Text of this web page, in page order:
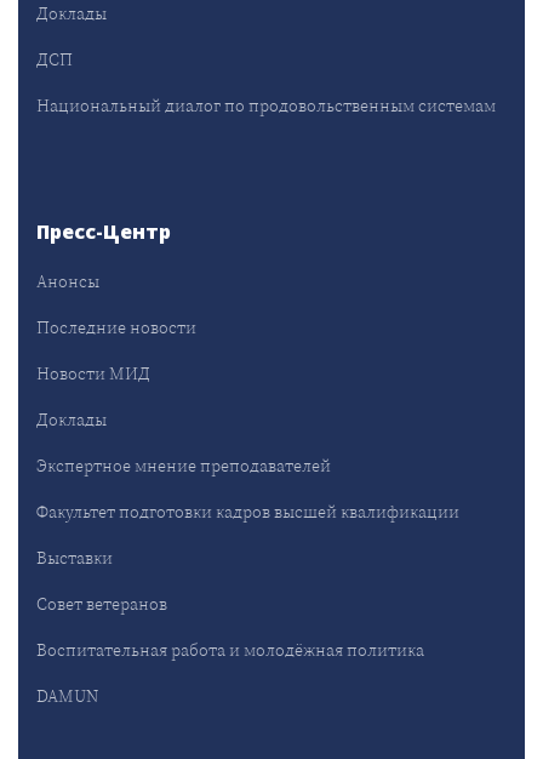
Доклады
ДСП
Национальный диалог по продовольственным системам
Пресс-Центр
Анонсы
Последние новости
Новости МИД
Доклады
Экспертное мнение преподавателей
Факультет подготовки кадров высшей квалификации
Выставки
Совет ветеранов
Воспитательная работа и молодёжная политика
DAMUN